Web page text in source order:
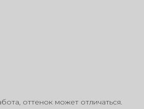
оттенок может отличаться.